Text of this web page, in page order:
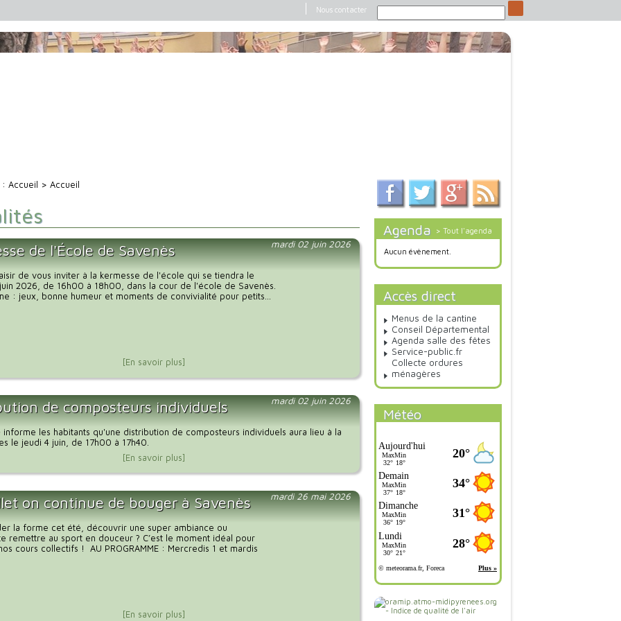
Nous contacter
:Accueil > Accueil
mardi 02 juin 2026
de l'École de Savenès
de vous inviter à la kermesse de l'école qui se tiendra le
2026, de 16h00 à 18h00, dans la cour de l'école de Savenès.
: jeux, bonne humeur et moments de convivialité pour petits...
[En savoir plus]
mardi 02 juin 2026
de composteurs individuels
informe les habitants qu'une distribution de composteurs individuels aura lieu à la
le jeudi 4 juin, de 17h00 à 17h40.
[En savoir plus]
mardi 26 mai 2026
on continue de bouger à Savenès
la forme cet été, découvrir une super ambiance ou
remettre au sport en douceur ? C’est le moment idéal pour
cours collectifs ! AU PROGRAMME : Mercredis 1 et mardis
[En savoir plus]
Agenda > Tout l'agenda
Aucun évènement.
Accès direct
Menus de la cantine
Conseil Départemental
Agenda salle des fêtes
Service-public.fr
Collecte ordures
ménagères
Météo